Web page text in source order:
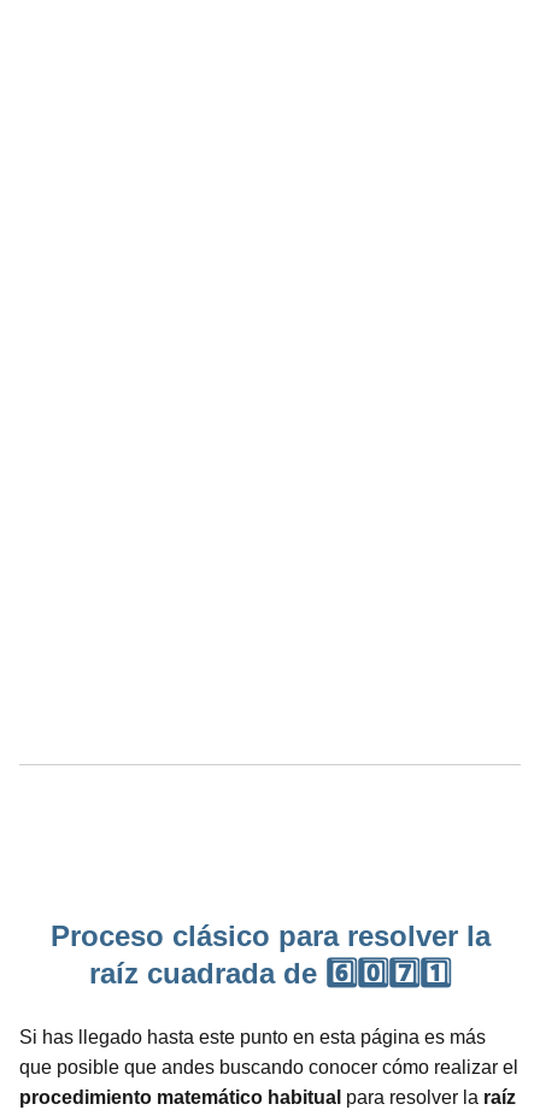
Proceso clásico para resolver la
raíz cuadrada de 6️⃣0️⃣7️⃣1️⃣
Si has llegado hasta este punto en esta página es más
que posible que andes buscando conocer cómo realizar el
procedimiento matemático habitual para resolver la raíz